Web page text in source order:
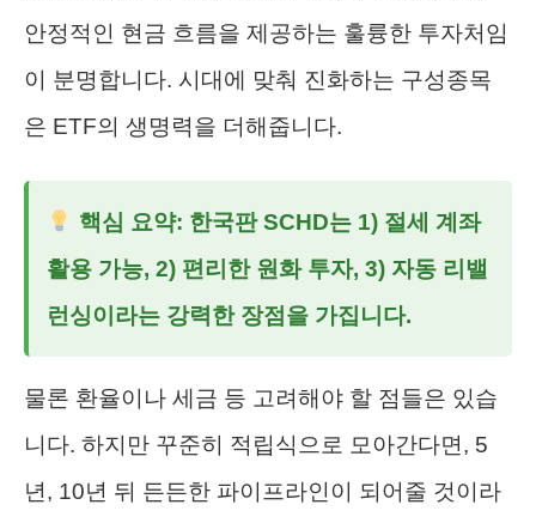
안정적인 현금 흐름을 제공하는 훌륭한 투자처임
이 분명합니다. 시대에 맞춰 진화하는 구성종목
은 ETF의 생명력을 더해줍니다.
핵심 요약: 한국판 SCHD는 1) 절세 계좌
활용 가능, 2) 편리한 원화 투자, 3) 자동 리밸
런싱이라는 강력한 장점을 가집니다.
물론 환율이나 세금 등 고려해야 할 점들은 있습
니다. 하지만 꾸준히 적립식으로 모아간다면, 5
년, 10년 뒤 든든한 파이프라인이 되어줄 것이라